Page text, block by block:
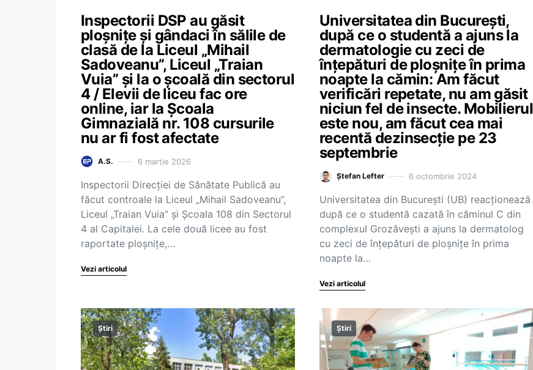
Inspectorii DSP au găsit
ploșnițe și gândaci în sălile de
clasă de la Liceul „Mihail
Sadoveanu”, Liceul „Traian
Vuia” și la o școală din sectorul
4 / Elevii de liceu fac ore
online, iar la Școala
Gimnazială nr. 108 cursurile
nu ar fi fost afectate
A.S. 6 martie 2026
Inspectorii Direcţiei de Sănătate Publică au
făcut controale la Liceul „Mihail Sadoveanu”,
Liceul „Traian Vuia” și Școala 108 din Sectorul
4 al Capitalei. La cele două licee au fost
raportate ploșnițe,…
Vezi articolul
Universitatea din București,
după ce o studentă a ajuns la
dermatologie cu zeci de
înțepături de ploșnițe în prima
noapte la cămin: Am făcut
verificări repetate, nu am găsit
niciun fel de insecte. Mobilierul
este nou, am făcut cea mai
recentă dezinsecție pe 23
septembrie
Ștefan Lefter 6 octombrie 2024
Universitatea din București (UB) reacționează
după ce o studentă cazată în căminul C din
complexul Grozăvești a ajuns la dermatolog
cu zeci de înțepături de ploșnițe în prima
noapte la…
Vezi articolul
Știri Știri